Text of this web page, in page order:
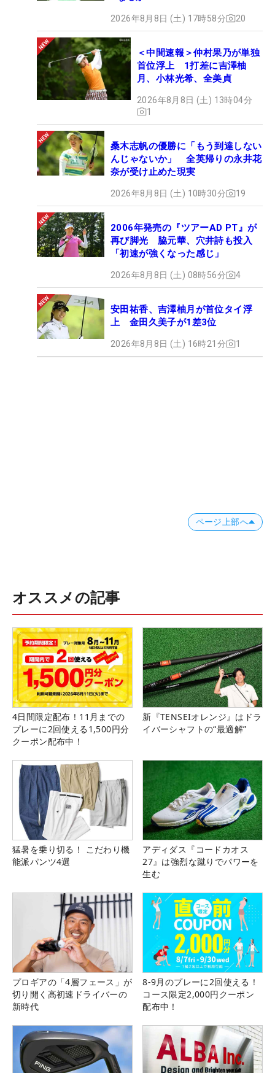
2026年8月8日 (土) 17時58分 20
＜中間速報＞仲村果乃が単独
首位浮上 1打差に吉澤柚
月、小林光希、全美貞
2026年8月8日 (土) 13時04分
1
桑木志帆の優勝に「もう到達しない
んじゃないか」 全英帰りの永井花
奈が受け止めた現実
2026年8月8日 (土) 10時30分 19
2006年発売の『ツアーAD PT』が
再び脚光 脇元華、穴井詩も投入
「初速が強くなった感じ」
2026年8月8日 (土) 08時56分 4
安田祐香、吉澤柚月が首位タイ浮
上 金田久美子が1差3位
2026年8月8日 (土) 16時21分 1
ページ上部へ
オススメの記事
4日間限定配布！11月までの
プレーに2回使える1,500円分
クーポン配布中！
新『TENSEIオレンジ』はドラ
イバーシャフトの“最適解”
猛暑を乗り切る！ こだわり機
能派パンツ4選
アディダス『コードカオス
27』は強烈な蹴りでパワーを
生む
プロギアの「4層フェース」が
切り開く高初速ドライバーの
新時代
8-9月のプレーに2回使える！
コース限定2,000円クーポン
配布中！